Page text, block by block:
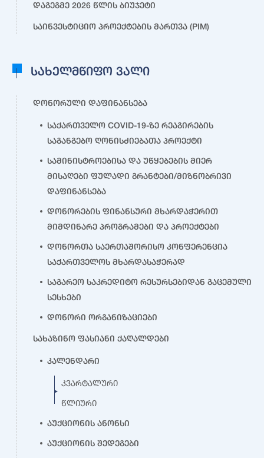
დაგეგმე 2026 წლის ბიუჯეტი
საინვესტიციო პროექტების მართვა (PIM)
სახელმწიფო ვალი
დონორული დაფინანსება
საქართველო COVID-19-ზე რეაგირების
საგანგებო ღონისძიებათა პროექტი
სამინისტროებისა და უწყებების მიერ
მისაღები ფულადი გრანტები/მიზნობრივი
დაფინანსება
დონორების ფინანსური მხარდაჭერით
მიმდინარე პროგრამები და პროექტები
დონორთა საერთაშორისო კონფერენცია
საქართველოს მხარდასაჭერად
საგარეო საკრედიტო რესურსებიდან გაცემული
სესხები
დონორი ორგანიზაციები
სახაზინო ფასიანი ქაღალდები
კალენდარი
კვარტალური
წლიური
აუქციონის ანონსი
აუქციონის შედეგები